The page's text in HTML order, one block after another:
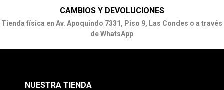
CAMBIOS Y DEVOLUCIONES
Tienda física en Av. Apoquindo 7331, Piso 9, Las Condes o a través
de WhatsApp
NUESTRA TIENDA